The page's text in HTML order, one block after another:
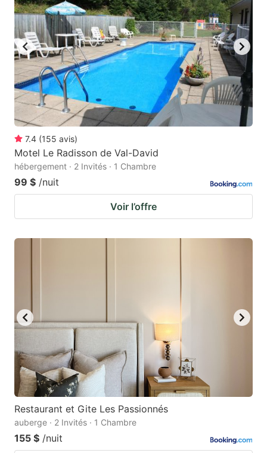
7.4 (155 avis)
Motel Le Radisson de Val-David
hébergement · 2 Invités · 1 Chambre
99 $ /nuit
Voir l’offre
Restaurant et Gite Les Passionnés
auberge · 2 Invités · 1 Chambre
155 $ /nuit